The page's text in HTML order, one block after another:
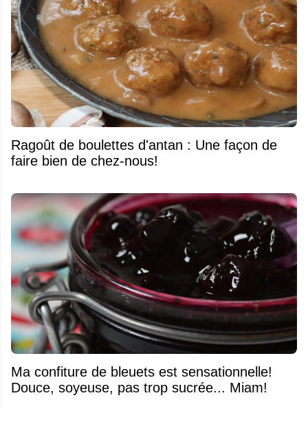
Ragoût de boulettes d'antan : Une façon de
faire bien de chez-nous!
Ma confiture de bleuets est sensationnelle!
Douce, soyeuse, pas trop sucrée... Miam!